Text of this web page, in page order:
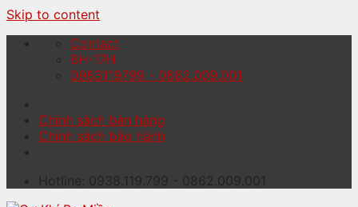
Skip to content
Contact
8H-17H
0983119799 - 0862.009.001
Chính sách bán hàng
Chính sách bảo hành
Hotline: 0938.119.799 - 0862.009.001